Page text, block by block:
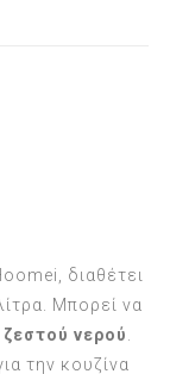
διαθέτει
Μπορεί να
ζεστού νερού.
την κουζίνα